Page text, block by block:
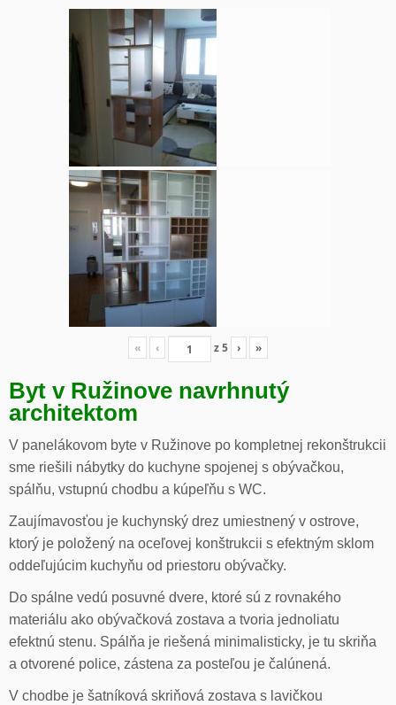
« ‹ z5 › »
Byt v Ružinove navrhnutý
architektom
V panelákovom byte v Ružinove po kompletnej rekonštrukcii
sme riešili nábytky do kuchyne spojenej s obývačkou,
spálňu, vstupnú chodbu a kúpeľňu s WC.
Zaujímavosťou je kuchynský drez umiestnený v ostrove,
ktorý je položený na oceľovej konštrukcii s efektným sklom
oddeľujúcim kuchyňu od priestoru obývačky.
Do spálne vedú posuvné dvere, ktoré sú z rovnakého
materiálu ako obývačková zostava a tvoria jednoliatu
efektnú stenu. Spálňa je riešená minimalisticky, je tu skriňa
a otvorené police, zástena za posteľou je čalúnená.
V chodbe je šatníková skriňová zostava s lavičkou